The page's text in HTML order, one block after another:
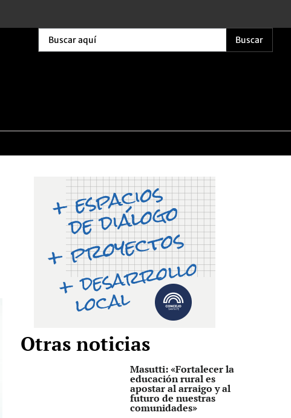
Buscar
Otras noticias
Masutti: «Fortalecer la
educación rural es
apostar al arraigo y al
futuro de nuestras
comunidades»